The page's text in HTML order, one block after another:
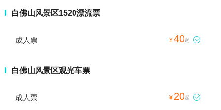
白佛山风景区1520漂流票
成人票 ¥40起 
白佛山风景区观光车票
成人票 ¥ 20起 